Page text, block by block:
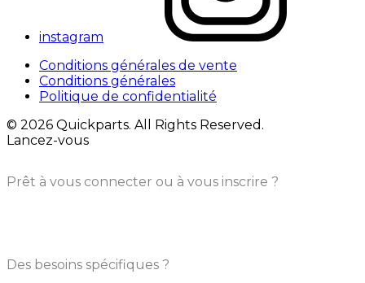
instagram
Conditions générales de vente
Conditions générales
Politique de confidentialité
© 2026 Quickparts. All Rights Reserved.
Lancez-vous
Prêt à vous connecter ou à vous inscrire ?
Des besoins spécifiques ?